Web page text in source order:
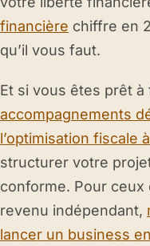
financière chiffre en
qu’il vous faut.
Et si vous êtes prêt à
accompagnements
l’optimisation fiscale
structurer votre
conforme. Pour
revenu indépendant,
lancer un business